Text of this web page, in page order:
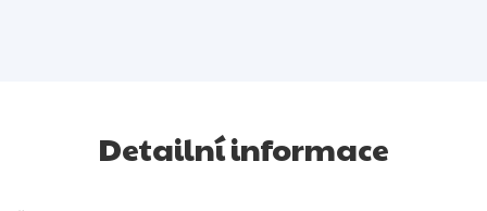
Detailní informace